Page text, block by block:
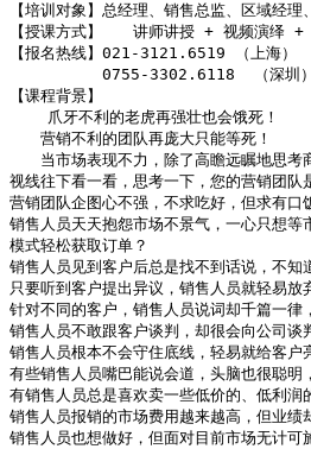
【培训对象】总经理、销售总监、区域经
【授课方式】　　讲师讲授 + 视频演绎
【报名热线】021-3121.6519 （上
0755-3302.6118  （深圳）
【课程背景】
    爪牙不利的老虎再强壮也会饿死！
营销不利的团队再庞大只能等死！
当市场表现不力，除了高瞻远瞩地思考
视线往下看一看，思考一下，您的营销团队
营销团队企图心不强，不求吃好，但求有口
销售人员天天抱怨市场不景气，一心只想
模式轻松获取订单？
销售人员见到客户后总是找不到话说，不
只要听到客户提出异议，销售人员就轻易放
针对不同的客户，销售人员说词却千篇一
销售人员不敢跟客户谈判，却很会向公司
销售人员根本不会守住底线，轻易就给客户
有些销售人员嘴巴能说会道，头脑也很聪明
有销售人员总是喜欢卖一些低价的、低利润
销售人员报销的市场费用越来越高，但业绩
销售人员也想做好，但面对目前市场无计